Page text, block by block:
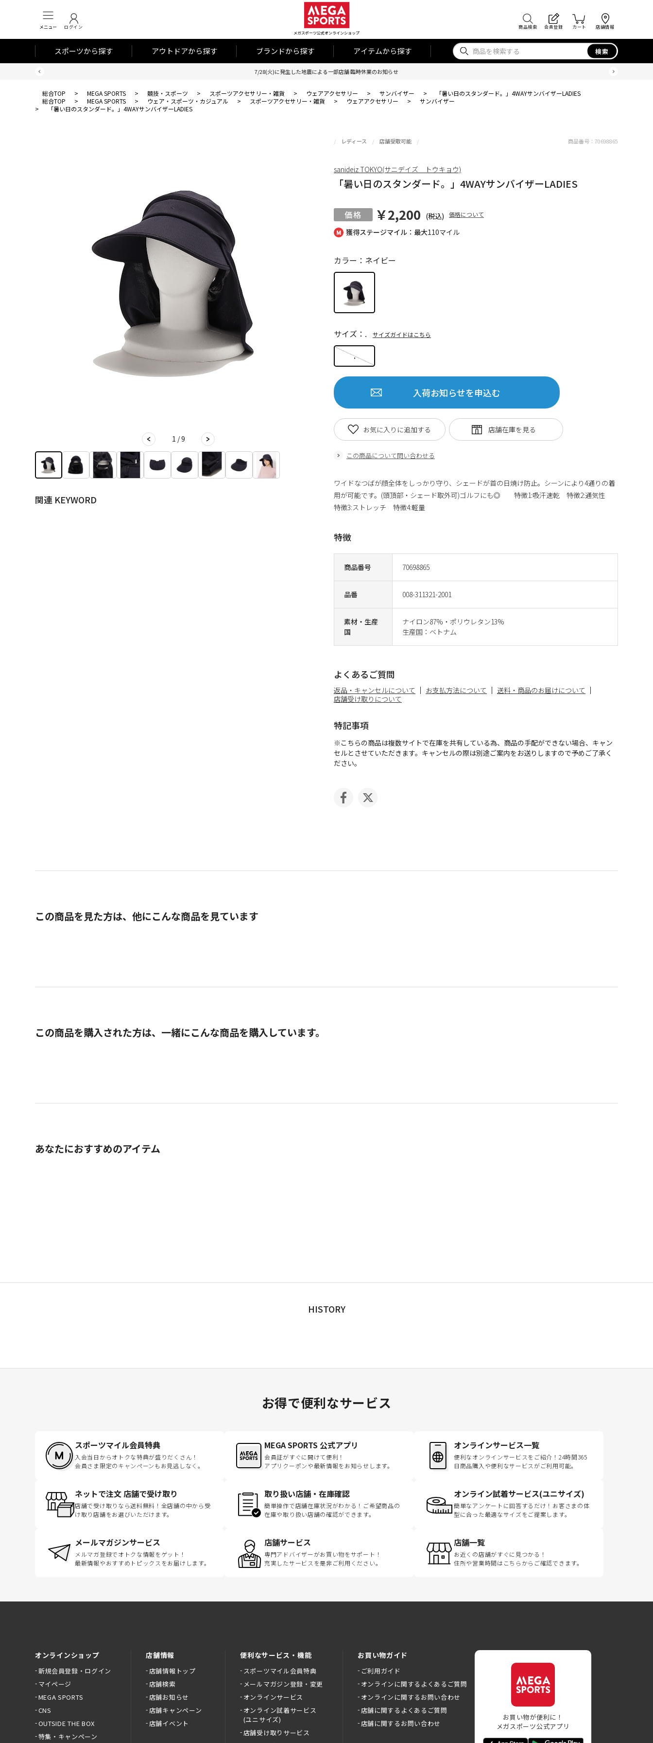
メニュー ログイン
メガスポーツ公式オンラインショップ
商品検索 会員登録 カート 店舗情報
スポーツから探す アウトドアから探す ブランドから探す アイテムから探す 検索
7/28(火)に発生した地震による一部店舗 臨時休業のお知らせ
総合TOP > MEGA SPORTS > 競技・スポーツ > スポーツアクセサリー・雑貨 > ウェアアクセサリー > サンバイザー >
「暑い日のスタンダード。」4WAYサンバイザーLADIES
総合TOP
> MEGA SPORTS > ウェア・スポーツ・カジュアル > スポーツアクセサリー・雑貨 > ウェアアクセサリー >
サンバイザー
>
「暑い日のスタンダード。」4WAYサンバイザーLADIES
1 / 9
関連 KEYWORD
獲得ステージマイル：最大110マイル
レディース 店舗受取可能
「暑い日のスタンダード。」4WAYサンバイザーLADIES
￥2,200 (税込) 価格について
商品番号 70698865
品番 008-311321-2001
素材・生産
国
ナイロン87%・ポリウレタン13%
生産国：ベトナム
カラー：ネイビー
.
サイズ：. サイズガイドはこちら
入荷お知らせを申込む
この商品について問い合わせる
お気に入りに追加する
商品番号： 70698865
sanideiz TOKYO(サニデイズ トウキョウ)
ワイドなつばが顔全体をしっかり守り、シェードが首の日焼け防止。シーンにより4通りの着
用が可能です。(頭頂部・シェード取外可)ゴルフにも◎ 特徴1:吸汗速乾 特徴2:通気性
特徴3:ストレッチ 特徴4:軽量
特徴
よくあるご質問
返品・キャンセルについて お支払方法について
送料・商品のお届けについて
店舗受け取りについて
特記事項
※こちらの商品は複数サイトで在庫を共有している為、商品の手配ができない場合、キャン
セルとさせていただきます。キャンセルの際は別途ご案内をお送りしますので予めご了承く
ださい。
この商品を見た方は、他にこんな商品を見ています
この商品を購入された方は、一緒にこんな商品を購入しています。
あなたにおすすめのアイテム
HISTORY
お得で便利なサービス
スポーツマイル会員特典
入会当日からオトクな特典が盛りだくさん！
会員さま限定のキャンペーンもお見逃しなく。
MEGA SPORTS 公式アプリ
会員証がすぐに開けて便利！
アプリクーポンや最新情報をお知らせします。
オンラインサービス一覧
便利なオンラインサービスをご紹介！24時間365
日商品購入や便利なサービスがご利用可能。
ネットで注文 店舗で受け取り
店舗で受け取りなら送料無料！全店舗の中から受
け取り店舗をお選びいただけます。
取り扱い店舗・在庫確認
簡単操作で店舗在庫状況がわかる！ご希望商品の
在庫や取り扱い店舗の確認ができます。
オンライン試着サービス(ユニサイズ)
簡単なアンケートに回答するだけ！お客さまの体
型に合った最適なサイズをご提案します。
メールマガジンサービス
メルマガ登録でオトクな情報をゲット！
最新情報やおすすめトピックスをお届けします。
店舗サービス
専門アドバイザーがお買い物をサポート！
充実したサービスを是非ご利用ください。
店舗一覧
お近くの店舗がすぐに見つかる！
住所や営業時間はこちらからご確認できます。
オンラインショップ
新規会員登録・ログイン
マイページ
MEGA SPORTS
CNS
OUTSIDE THE BOX
特集・キャンペーン
店舗情報
店舗情報トップ
店舗検索
店舗お知らせ
店舗キャンペーン
店舗イベント
便利なサービス・機能
スポーツマイル会員特典
メールマガジン登録・変更
オンラインサービス
オンライン試着サービス
(ユニサイズ)
店舗受け取りサービス
お買い物ガイド
ご利用ガイド
オンラインに関するよくあるご質問
オンラインに関するお問い合わせ
店舗に関するよくあるご質問
店舗に関するお問い合わせ
お買い物が便利に！
メガスポーツ公式アプリ